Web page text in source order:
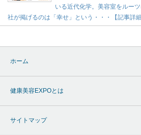
いる近代化学。美容室をルー
社が掲げるのは「幸せ」という・・・【記事詳細
ホーム
健康美容EXPOとは
サイトマップ